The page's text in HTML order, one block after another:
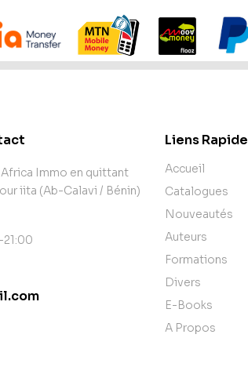
Immo en quittant
iita (Ab-Calavi / Bénin)
21:00
Liens Rapide
Accueil
Catalogues
Nouveautés
Auteurs
Formations
Divers
E-Books
A Propos